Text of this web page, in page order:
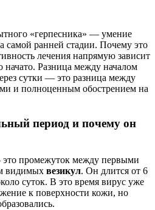
«герпесника» — умение
самой ранней стадии. Почему это
лечения напрямую зависит
начато. Разница между началом
сутки — это разница между
и полноценным обострением на
период и почему он
промежуток между первыми
видимых везикул. Он длится от 6
суток. В это время вирус уже
к поверхности кожи, но